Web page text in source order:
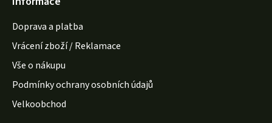
Doprava a platba
Vrácení zboží / Reklamace
Vše o nákupu
Podmínky ochrany osobních údajů
Velkoobchod